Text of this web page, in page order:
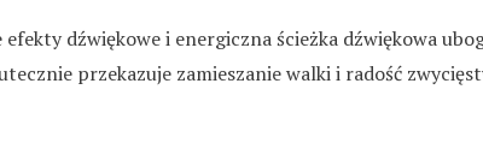
dźwiękowe i energiczna ścieżka dźwiękowa
przekazuje zamieszanie walki i radość